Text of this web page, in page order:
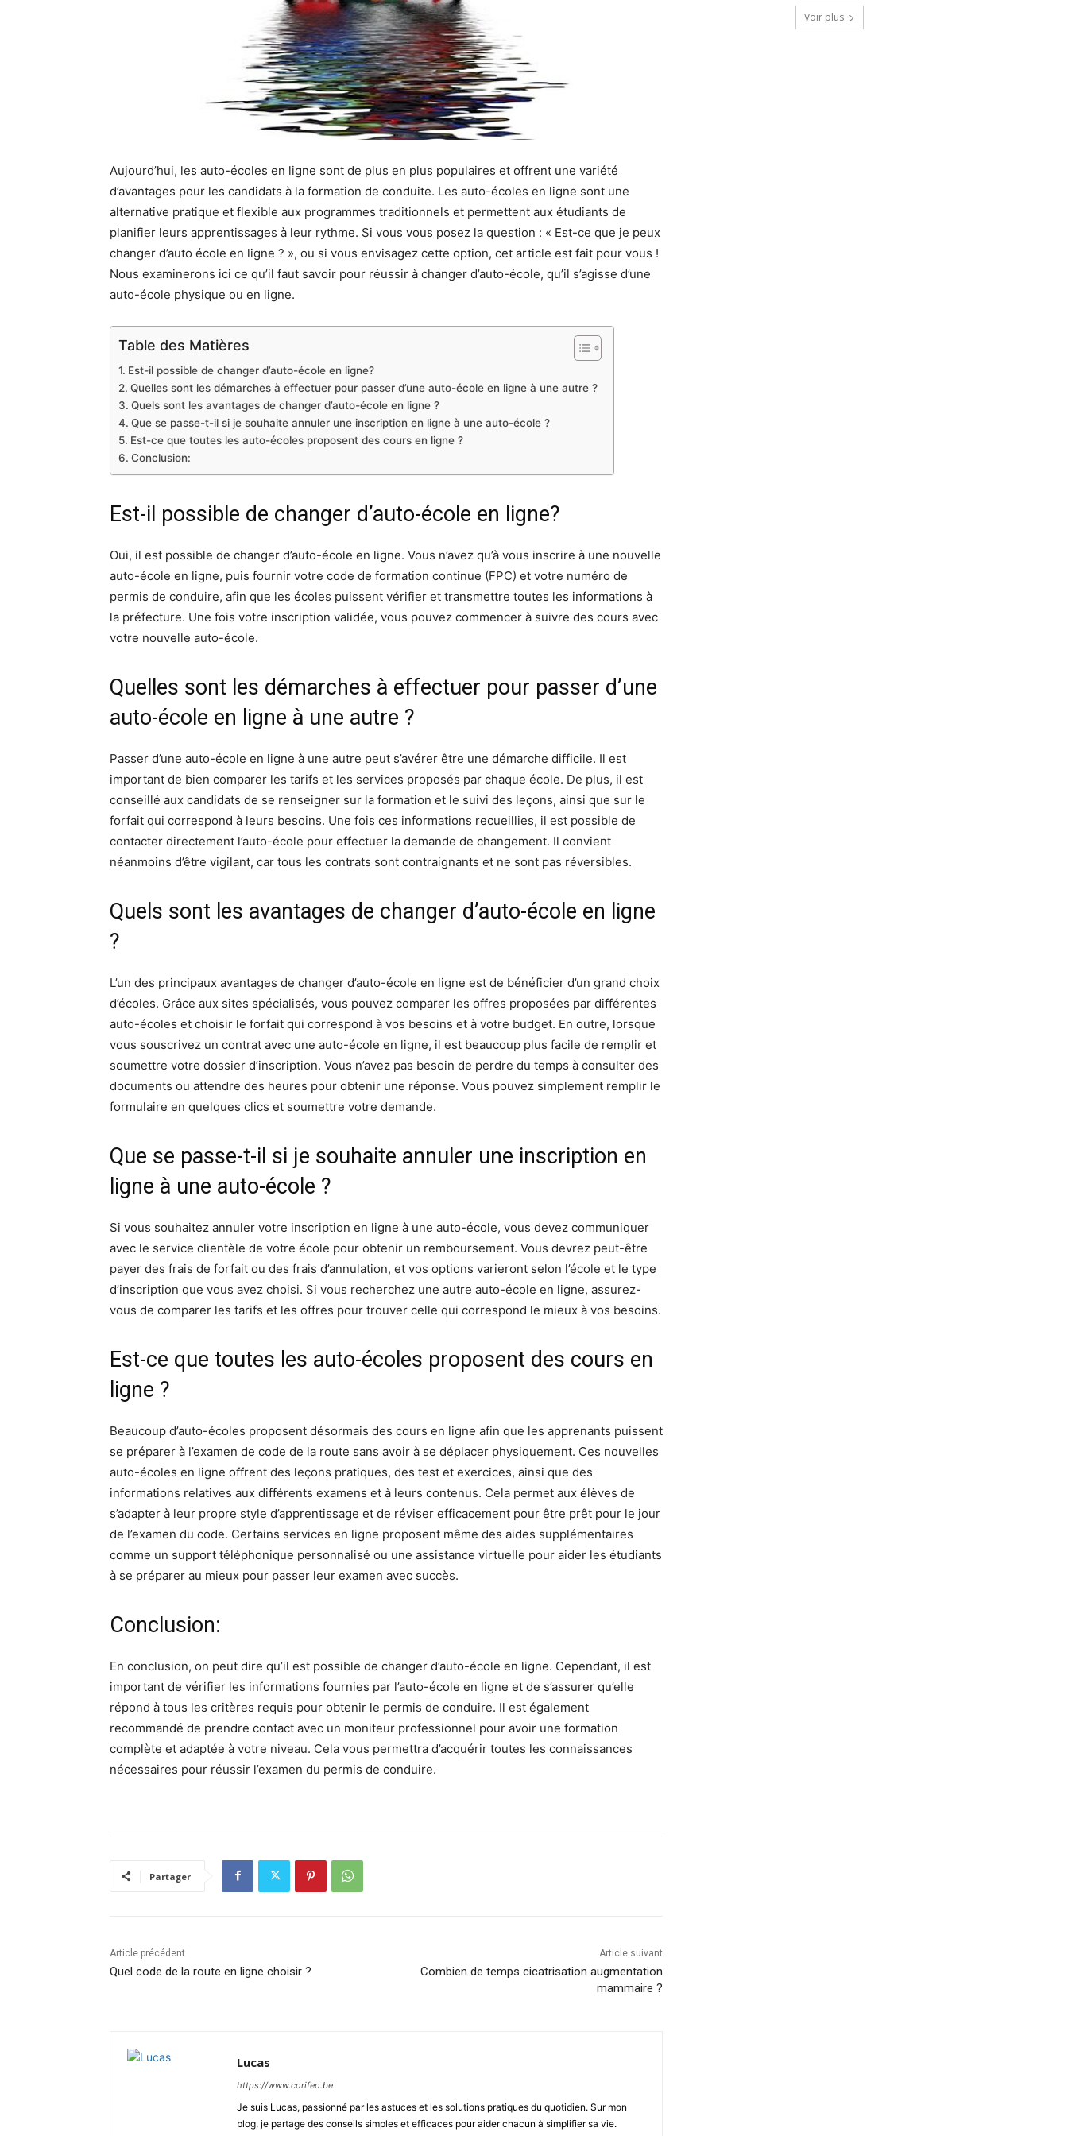
Aujourd’hui, les auto-écoles en ligne sont de plus en plus populaires et offrent une variété
d’avantages pour les candidats à la formation de conduite. Les auto-écoles en ligne sont une
alternative pratique et flexible aux programmes traditionnels et permettent aux étudiants de
planifier leurs apprentissages à leur rythme. Si vous vous posez la question : « Est-ce que je peux
changer d’auto école en ligne ? », ou si vous envisagez cette option, cet article est fait pour vous !
Nous examinerons ici ce qu’il faut savoir pour réussir à changer d’auto-école, qu’il s’agisse d’une
auto-école physique ou en ligne.
Table des Matières
Est-il possible de changer d’auto-école en ligne?
Quelles sont les démarches à effectuer pour passer d’une auto-école en ligne à une autre ?
Quels sont les avantages de changer d’auto-école en ligne ?
Que se passe-t-il si je souhaite annuler une inscription en ligne à une auto-école ?
Est-ce que toutes les auto-écoles proposent des cours en ligne ?
Conclusion:
Est-il possible de changer d’auto-école en ligne?
Oui, il est possible de changer d’auto-école en ligne. Vous n’avez qu’à vous inscrire à une nouvelle
auto-école en ligne, puis fournir votre code de formation continue (FPC) et votre numéro de
permis de conduire, afin que les écoles puissent vérifier et transmettre toutes les informations à
la préfecture. Une fois votre inscription validée, vous pouvez commencer à suivre des cours avec
votre nouvelle auto-école.
Quelles sont les démarches à effectuer pour passer d’une
auto-école en ligne à une autre ?
Passer d’une auto-école en ligne à une autre peut s’avérer être une démarche difficile. Il est
important de bien comparer les tarifs et les services proposés par chaque école. De plus, il est
conseillé aux candidats de se renseigner sur la formation et le suivi des leçons, ainsi que sur le
forfait qui correspond à leurs besoins. Une fois ces informations recueillies, il est possible de
contacter directement l’auto-école pour effectuer la demande de changement. Il convient
néanmoins d’être vigilant, car tous les contrats sont contraignants et ne sont pas réversibles.
Quels sont les avantages de changer d’auto-école en ligne
?
L’un des principaux avantages de changer d’auto-école en ligne est de bénéficier d’un grand choix
d’écoles. Grâce aux sites spécialisés, vous pouvez comparer les offres proposées par différentes
auto-écoles et choisir le forfait qui correspond à vos besoins et à votre budget. En outre, lorsque
vous souscrivez un contrat avec une auto-école en ligne, il est beaucoup plus facile de remplir et
soumettre votre dossier d’inscription. Vous n’avez pas besoin de perdre du temps à consulter des
documents ou attendre des heures pour obtenir une réponse. Vous pouvez simplement remplir le
formulaire en quelques clics et soumettre votre demande.
Que se passe-t-il si je souhaite annuler une inscription en
ligne à une auto-école ?
Si vous souhaitez annuler votre inscription en ligne à une auto-école, vous devez communiquer
avec le service clientèle de votre école pour obtenir un remboursement. Vous devrez peut-être
payer des frais de forfait ou des frais d’annulation, et vos options varieront selon l’école et le type
d’inscription que vous avez choisi. Si vous recherchez une autre auto-école en ligne, assurez-
vous de comparer les tarifs et les offres pour trouver celle qui correspond le mieux à vos besoins.
Est-ce que toutes les auto-écoles proposent des cours en
ligne ?
Beaucoup d’auto-écoles proposent désormais des cours en ligne afin que les apprenants puissent
se préparer à l’examen de code de la route sans avoir à se déplacer physiquement. Ces nouvelles
auto-écoles en ligne offrent des leçons pratiques, des test et exercices, ainsi que des
informations relatives aux différents examens et à leurs contenus. Cela permet aux élèves de
s’adapter à leur propre style d’apprentissage et de réviser efficacement pour être prêt pour le jour
de l’examen du code. Certains services en ligne proposent même des aides supplémentaires
comme un support téléphonique personnalisé ou une assistance virtuelle pour aider les étudiants
à se préparer au mieux pour passer leur examen avec succès.
Conclusion:
En conclusion, on peut dire qu’il est possible de changer d’auto-école en ligne. Cependant, il est
important de vérifier les informations fournies par l’auto-école en ligne et de s’assurer qu’elle
répond à tous les critères requis pour obtenir le permis de conduire. Il est également
recommandé de prendre contact avec un moniteur professionnel pour avoir une formation
complète et adaptée à votre niveau. Cela vous permettra d’acquérir toutes les connaissances
nécessaires pour réussir l’examen du permis de conduire.
Partager
Article précédent
Quel code de la route en ligne choisir ?
Article suivant
Combien de temps cicatrisation augmentation
mammaire ?
Lucas
https://www.corifeo.be
Je suis Lucas, passionné par les astuces et les solutions pratiques du quotidien. Sur mon
blog, je partage des conseils simples et efficaces pour aider chacun à simplifier sa vie.
Voir plus